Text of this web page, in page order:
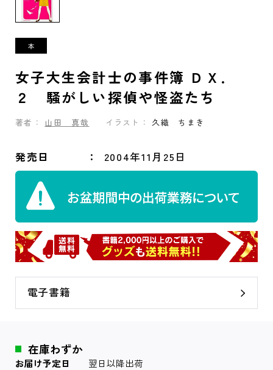
女子大生会計士の事件簿 ＤＸ．
２ 騒がしい探偵や怪盗たち
著者： 山田 真哉 イラスト： 久織 ちまき
発売日 2004年11月25日
電子書籍
在庫わずか
お届け予定日 翌日以降出荷